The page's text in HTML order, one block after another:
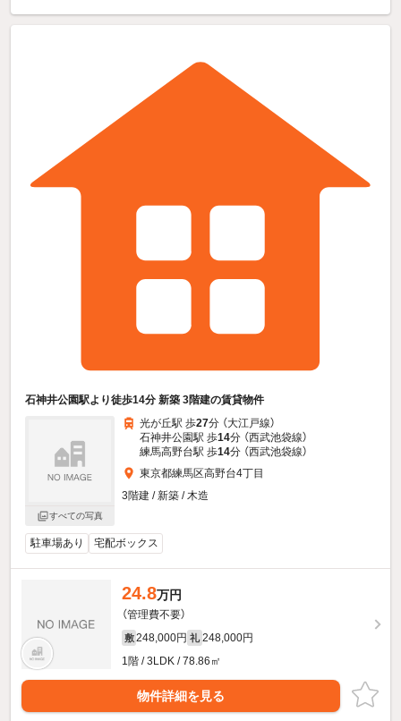
石神井公園駅より徒歩14分 新築 3階建の賃貸物件
すべての写真
光が丘駅 歩27分 （大江戸線）
石神井公園駅 歩14分 （西武池袋線）
練馬高野台駅 歩14分 （西武池袋線）
東京都練馬区高野台4丁目
3階建 / 新築 / 木造
駐車場あり 宅配ボックス
24.8万円
（管理費不要）
敷 248,000円 礼 248,000円
1階 / 3LDK / 78.86㎡
物件詳細を見る